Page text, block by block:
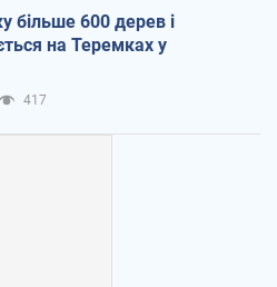
більше 600 дерев і
на Теремках у
417